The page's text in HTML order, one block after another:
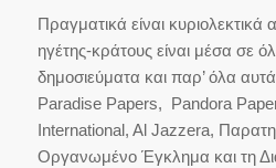
Πραγματικά είναι
ηγέτης-κράτους είναι μέσα σε
δημοσιεύματα και παρ’ όλα
Paradise Papers, Pandora
International, Al Jazzera,
Οργανωμένο Έγκλημα και τη